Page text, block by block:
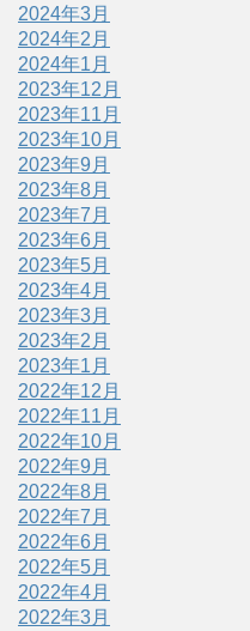
2024年3月
2024年2月
2024年1月
2023年12月
2023年11月
2023年10月
2023年9月
2023年8月
2023年7月
2023年6月
2023年5月
2023年4月
2023年3月
2023年2月
2023年1月
2022年12月
2022年11月
2022年10月
2022年9月
2022年8月
2022年7月
2022年6月
2022年5月
2022年4月
2022年3月